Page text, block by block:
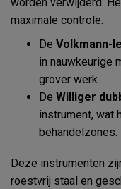
maximale controle.
De Volkmann-
in nauwkeurige
grover werk.
De Williger
instrument, wat
behandelzones.
Deze instrumenten
roestvrij staal en